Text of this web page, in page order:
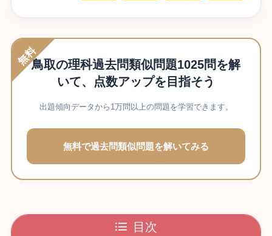
無料鳥取の理科過去問類似問題1025問を解
いて、点数アップを目指そう
出題傾向データから1万問以上の問題を学習できます。
無料で過去問類似問題を解いてみる
目次